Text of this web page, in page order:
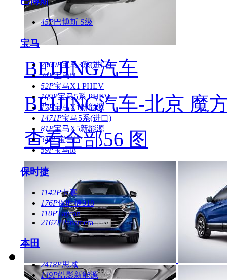
45P巴博斯 S级
宝马
2069P宝马3系(进口)
24P宝马i3
52P宝马X1 PHEV
109P宝马5系 PHEV
17P宝马X1新能源
1471P宝马5系(进口)
81P宝马X5新能源
340P宝马i3
59P宝马i8
保时捷
1142P卡宴
176P保时捷918
110PTaycan
2167PPanamera
本田
2418P思域
149P皓影新能源
BEIJING汽车
BEIJING汽车-北京 魔
查看全部56 图